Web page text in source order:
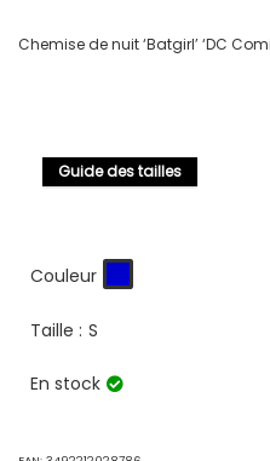
Chemise de nuit ‘Batgirl’ ‘DC
Guide des tailles
Couleur
Taille : S
En stock